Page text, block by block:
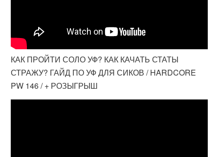
КАК ПРОЙТИ СОЛО УФ? КАК КАЧАТЬ СТАТЫ
СТРАЖУ? ГАЙД ПО УФ ДЛЯ СИКОВ / HARDCORE
PW 146 / + РОЗЫГРЫШ